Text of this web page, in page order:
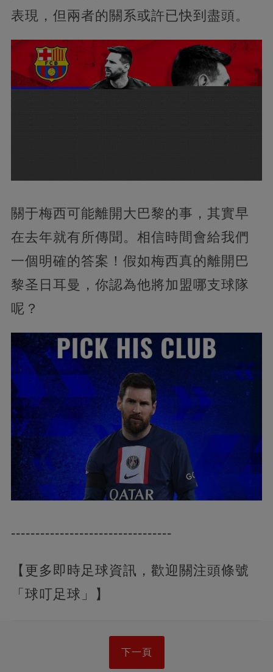
表現，但兩者的關系或許已快到盡頭。
關于梅西可能離開大巴黎的事，其實早
在去年就有所傳聞。相信時間會給我們
一個明確的答案！假如梅西真的離開巴
黎圣日耳曼，你認為他將加盟哪支球隊
呢？
---------------------------------
【更多即時足球資訊，歡迎關注頭條號
「球叮足球」】
下一頁